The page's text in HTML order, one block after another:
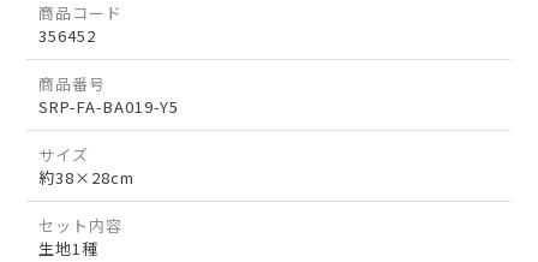
商品コード
356452
商品番号
SRP-FA-BA019-Y5
サイズ
約38×28cm
セット内容
生地1種